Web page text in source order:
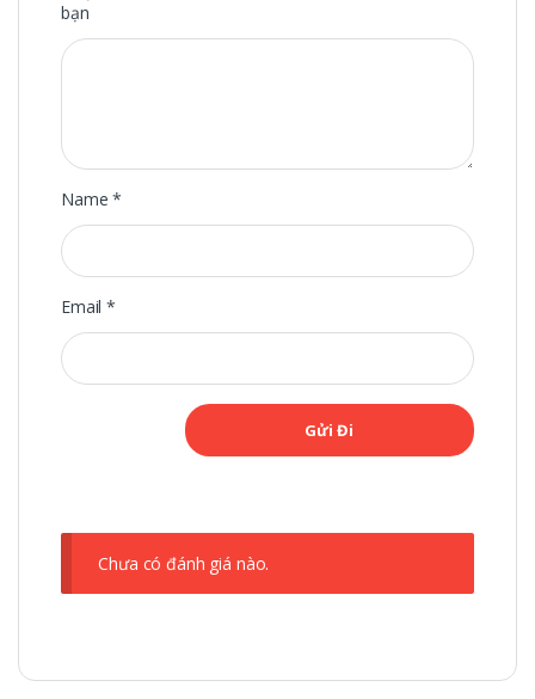
bạn
Name*
Email*
Chưa có đánh giá nào.